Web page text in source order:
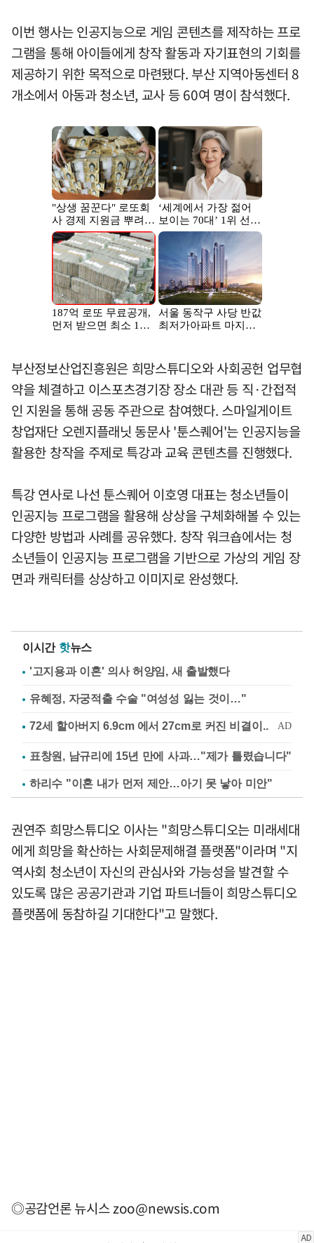
이번 행사는 인공지능으로 게임 콘텐츠를 제작하는 프로
그램을 통해 아이들에게 창작 활동과 자기표현의 기회를
제공하기 위한 목적으로 마련됐다. 부산 지역아동센터 8
개소에서 아동과 청소년, 교사 등 60여 명이 참석했다.
부산정보산업진흥원은 희망스튜디오와 사회공헌 업무협
약을 체결하고 이스포츠경기장 장소 대관 등 직·간접적
인 지원을 통해 공동 주관으로 참여했다. 스마일게이트
창업재단 오렌지플래닛 동문사 '툰스퀘어'는 인공지능을
활용한 창작을 주제로 특강과 교육 콘텐츠를 진행했다.
특강 연사로 나선 툰스퀘어 이호영 대표는 청소년들이
인공지능 프로그램을 활용해 상상을 구체화해볼 수 있는
다양한 방법과 사례를 공유했다. 창작 워크숍에서는 청
소년들이 인공지능 프로그램을 기반으로 가상의 게임 장
면과 캐릭터를 상상하고 이미지로 완성했다.
이시간 핫뉴스
'고지용과 이혼' 의사 허양임, 새 출발했다
유혜정, 자궁적출 수술 "여성성 잃는 것이…"
표창원, 남규리에 15년 만에 사과…"제가 틀렸습니다"
하리수 "이혼 내가 먼저 제안…아기 못 낳아 미안"
권연주 희망스튜디오 이사는 "희망스튜디오는 미래세대
에게 희망을 확산하는 사회문제해결 플랫폼"이라며 "지
역사회 청소년이 자신의 관심사와 가능성을 발견할 수
있도록 많은 공공기관과 기업 파트너들이 희망스튜디오
플랫폼에 동참하길 기대한다"고 말했다.
◎공감언론 뉴시스zoo@newsis.com